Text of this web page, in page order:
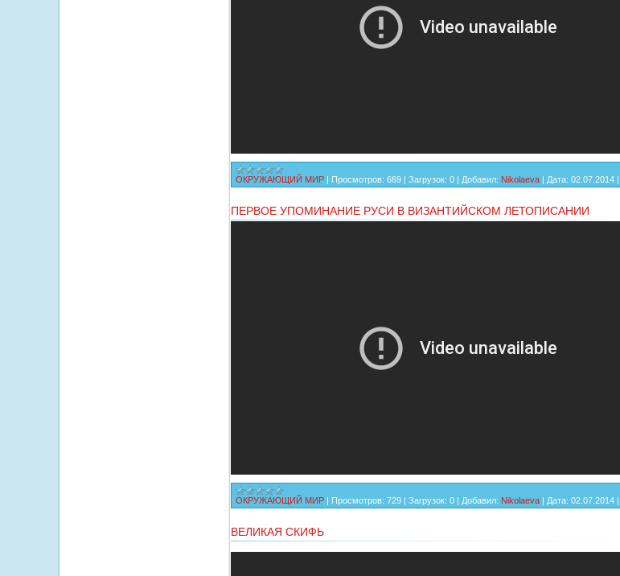
ОКРУЖАЮЩИЙ МИР | Просмотров: 669 | Загрузок: 0 | Добавил: Nikolaeva | Дата: 02.07.2014 |
ПЕРВОЕ УПОМИНАНИЕ РУСИ В ВИЗАНТИЙСКОМ ЛЕТОПИСАНИИ
ОКРУЖАЮЩИЙ МИР | Просмотров: 729 | Загрузок: 0 | Добавил: Nikolaeva | Дата: 02.07.2014 |
ВЕЛИКАЯ СКИФЬ